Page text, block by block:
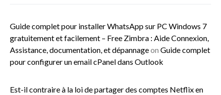
Guide complet pour installer WhatsApp sur PC Windows 7
gratuitement et facilement – Free Zimbra : Aide Connexion,
Assistance, documentation, et dépannageon Guide complet
pour configurer un email cPanel dans Outlook
Est-il contraire à la loi de partager des comptes Netflix en